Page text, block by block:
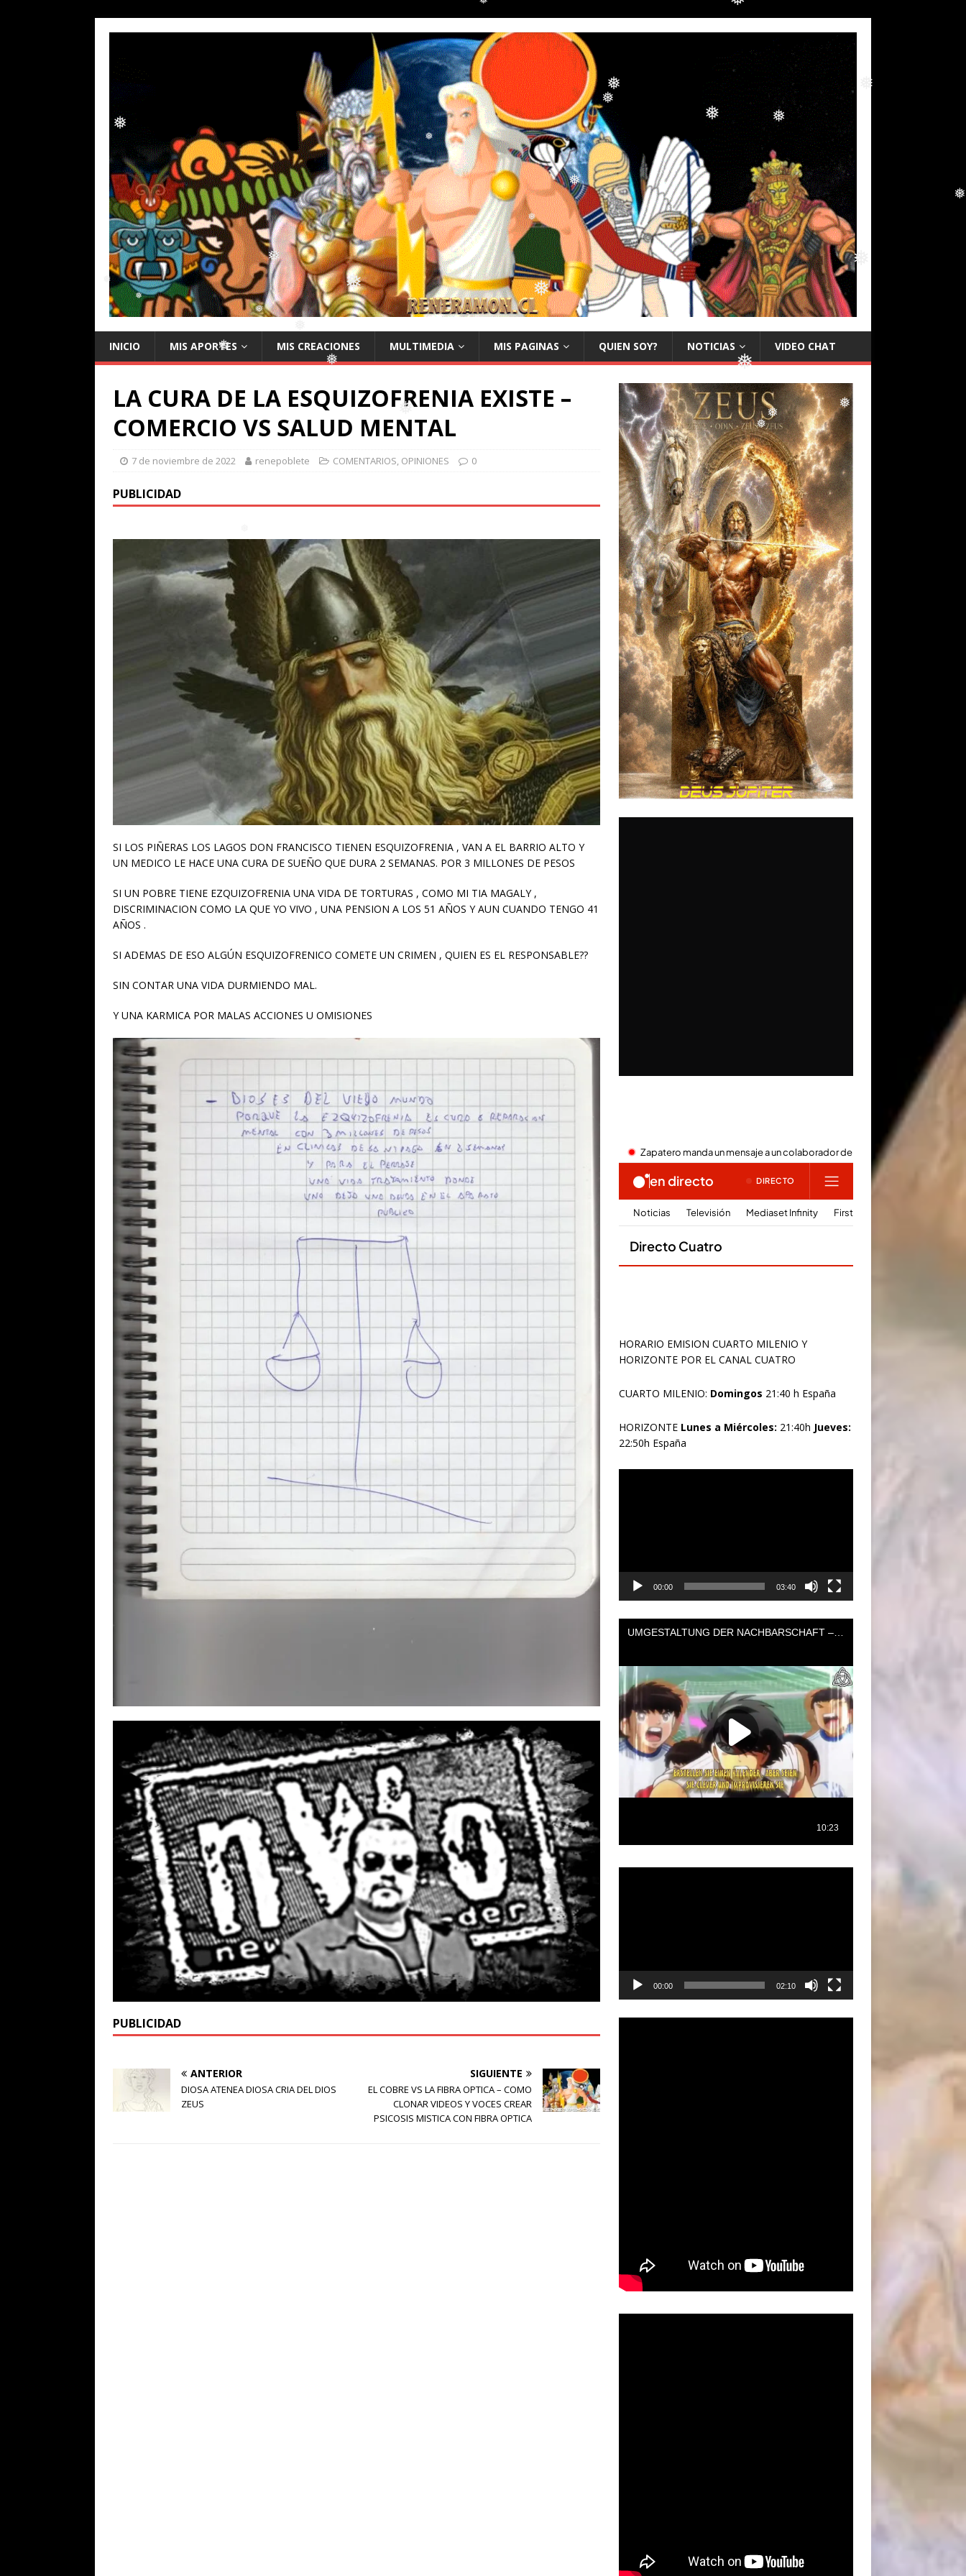
❅
❅
❅
❅ ❅
❅
❅
❅
❅
❅
❅
❅
❅
❅
❅
❅
❅
❅
❅
❅
❅ ❅
❅
❅
❅
❅
INICIO MIS APORTES MIS CREACIONES MULTIMEDIA MIS PAGINAS QUIEN SOY? NOTICIAS VIDEO CHAT
LA CURA DE LA ESQUIZOFRENIA EXISTE –
COMERCIO VS SALUD MENTAL
7 de noviembre de 2022 renepoblete COMENTARIOS, OPINIONES 0
PUBLICIDAD
SI LOS PIÑERAS LOS LAGOS DON FRANCISCO TIENEN ESQUIZOFRENIA , VAN A EL BARRIO ALTO Y
UN MEDICO LE HACE UNA CURA DE SUEÑO QUE DURA 2 SEMANAS. POR 3 MILLONES DE PESOS
SI UN POBRE TIENE EZQUIZOFRENIA UNA VIDA DE TORTURAS , COMO MI TIA MAGALY ,
DISCRIMINACION COMO LA QUE YO VIVO , UNA PENSION A LOS 51 AÑOS Y AUN CUANDO TENGO 41
AÑOS .
SI ADEMAS DE ESO ALGÚN ESQUIZOFRENICO COMETE UN CRIMEN , QUIEN ES EL RESPONSABLE??
SIN CONTAR UNA VIDA DURMIENDO MAL.
Y UNA KARMICA POR MALAS ACCIONES U OMISIONES
PUBLICIDAD
ANTERIOR
DIOSA ATENEA DIOSA CRIA DEL DIOS
ZEUS
SIGUIENTE
EL COBRE VS LA FIBRA OPTICA – COMO
CLONAR VIDEOS Y VOCES CREAR
PSICOSIS MISTICA CON FIBRA OPTICA
HORARIO EMISION CUARTO MILENIO Y
HORIZONTE POR EL CANAL CUATRO
CUARTO MILENIO: Domingos 21:40 h España
HORIZONTE Lunes a Miércoles: 21:40h Jueves:
22:50h España
00:00 03:40
00:00 02:10